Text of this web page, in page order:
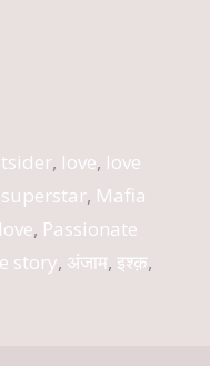
, love, love
, Mafia
, Passionate
story, अंजाम, इश्क़,